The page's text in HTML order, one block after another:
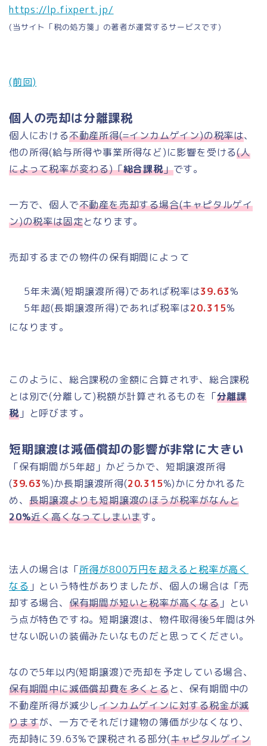
https://lp.fixpert.jp/
(当サイト「税の処方箋」の著者が運営するサービスです)
(前回)
個人の売却は分離課税
個人における不動産所得(=インカムゲイン)の税率は、
他の所得(給与所得や事業所得など)に影響を受ける(人
によって税率が変わる)「総合課税」です。
一方で、個人で不動産を売却する場合(キャピタルゲイ
ン)の税率は固定となります。
売却するまでの物件の保有期間によって
5年未満(短期譲渡所得)であれば税率は39.63%
5年超(長期譲渡所得)であれば税率は20.315%
になります。
このように、総合課税の金額に合算されず、総合課税
とは別で(分離して)税額が計算されるものを「分離課
税」と呼びます。
短期譲渡は減価償却の影響が非常に大きい
「保有期間が5年超」かどうかで、短期譲渡所得
(39.63%)か長期譲渡所得(20.315%)かに分かれるた
め、 長期譲渡よりも短期譲渡のほうが税率がなんと
20%近く高くなってしまいます。
法人の場合は「所得が800万円を超えると税率が高く
なる 」という特性がありましたが、個人の場合は「売
却する場合、 保有期間が短いと税率が高くなる」とい
う点が特色ですね。短期譲渡は、物件取得後5年間は外
せない呪いの装備みたいなものだと思ってください。
なので5年以内(短期譲渡)で売却を予定している場合、
保有期間中に減価償却費を多くとると、保有期間中の
不動産所得が減少しインカムゲインに対する税金が減
りますが、一方でそれだけ建物の簿価が少なくなり、
売却時に39.63%で課税される部分(キャピタルゲイン